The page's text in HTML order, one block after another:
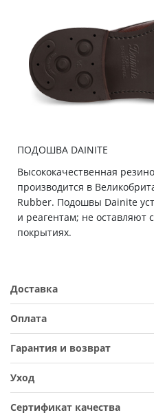
ПОДОШВА DAINITE
Высококачественная
производится в
Rubber. Подошвы Dainite
и реагентам; не оставляют
покрытиях.
Доставка
Оплата
Гарантия и возврат
Уход
Сертификат качества